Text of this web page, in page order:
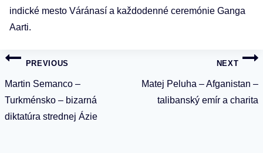
indické mesto Váránasí a každodenné ceremónie Ganga
Aarti.
Navigácia
v
článku
PREVIOUS
Martin Semanco –
Turkménsko – bizarná
diktatúra strednej Ázie
NEXT
Matej Peluha – Afganistan –
talibanský emír a charita